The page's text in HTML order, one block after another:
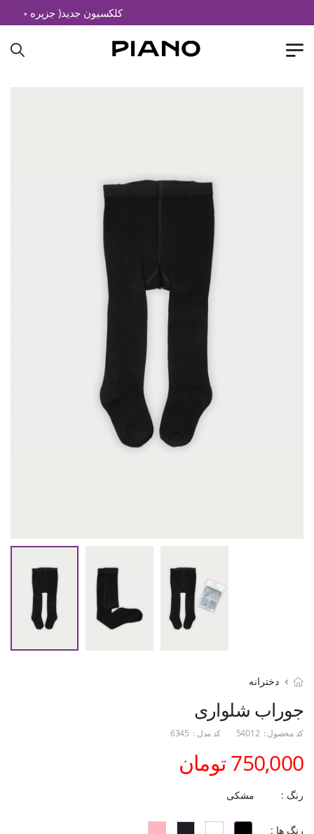
کلکسیون جدید( جزیره خیال)
دخترانه
جوراب شلواری
کد محصول : 54012 کد مدل : 6345
750,000 تومان
رنگ : مشکی
رنگ ها :